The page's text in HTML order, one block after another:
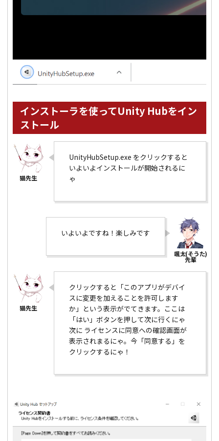
インストーラを使ってUnity Hubをイン
ストール
UnityHubSetup.exe をクリックすると
いよいよインストールが開始されるに
ゃ
いよいよですね！楽しみです
クリックすると「このアプリがデバイ
スに変更を加えることを許可します
か」という表示がでてきます。ここは
「はい」ボタンを押して次に行くにゃ
次に ライセンスに同意への確認画面が
表示されまるにゃ。今「同意する」を
クリックするにゃ！